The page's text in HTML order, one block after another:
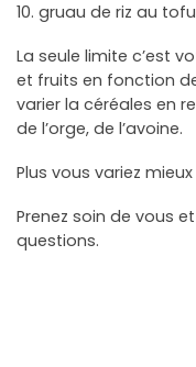
10. gruau de riz au
La seule limite c’est
et fruits en fonction
varier la céréales en
de l’orge, de l’avoine.
Plus vous variez mieux
Prenez soin de vous
questions.